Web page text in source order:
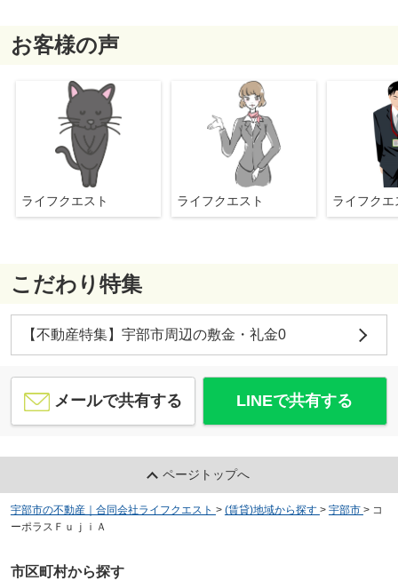
お客様の声
ライフクエスト ライフクエスト ライフク
こだわり特集
【不動産特集】宇部市周辺の敷金・礼金0
メールで共有する LINEで共有する
ページトップへ
宇部市の不動産｜合同会社ライフクエスト > (賃貸)地域から探す > 宇部市 > コ
ーポラスＦｕｊｉＡ
市区町村から探す